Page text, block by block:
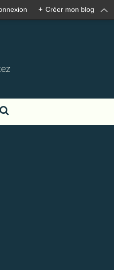
+ Créer mon blog